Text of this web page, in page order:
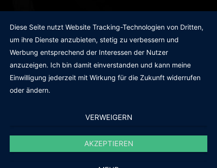
GRATIS WEBSITE-CHECK
des19n.at|iwant@des19n.at
Diese Seite nutzt Website Tracking-Technologien von Dritten,
um ihre Dienste anzubieten, stetig zu verbessern und
Werbung entsprechend der Interessen der Nutzer
anzuzeigen. Ich bin damit einverstanden und kann meine
Einwilligung jederzeit mit Wirkung für die Zukunft widerrufen
oder ändern.
VERWEIGERN
AKZEPTIEREN